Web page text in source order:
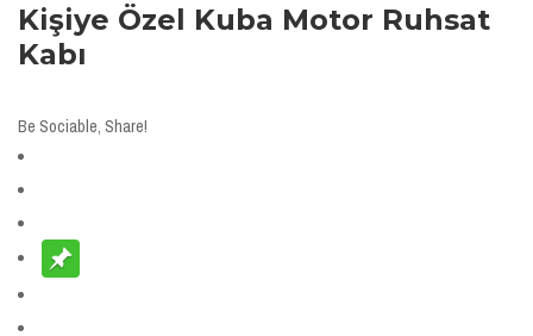
Kişiye Özel Kuba Motor Ruhsat
Kabı
Be Sociable, Share!